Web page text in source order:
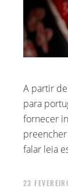
A partir
para
fornecer
preencher
falar leia
23